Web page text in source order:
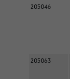
205046
205063